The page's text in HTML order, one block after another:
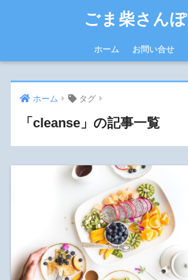
ごま柴さんぽ
ホーム お問い合せ
ホーム タグ
「cleanse」の記事一覧